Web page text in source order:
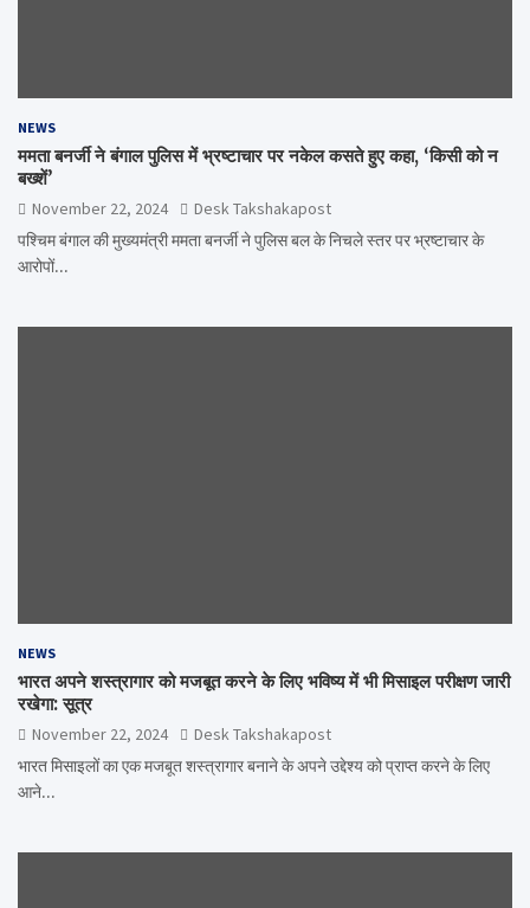
NEWS
ममता बनर्जी ने बंगाल पुलिस में भ्रष्टाचार पर नकेल कसते हुए कहा, ‘किसी को न
बख्शें’
November 22, 2024
Desk Takshakapost
पश्चिम बंगाल की मुख्यमंत्री ममता बनर्जी ने पुलिस बल के निचले स्तर पर भ्रष्टाचार के
आरोपों…
NEWS
भारत अपने शस्त्रागार को मजबूत करने के लिए भविष्य में भी मिसाइल परीक्षण जारी
रखेगा: सूत्र
November 22, 2024
Desk Takshakapost
भारत मिसाइलों का एक मजबूत शस्त्रागार बनाने के अपने उद्देश्य को प्राप्त करने के लिए
आने…